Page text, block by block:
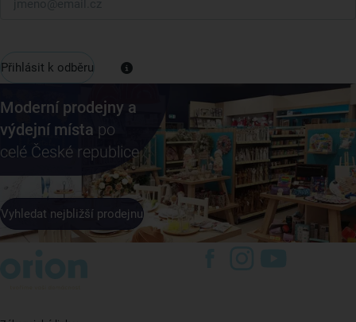
Přihlásit k odběru
Moderní prodejny a
výdejní místa po
celé České republice
Vyhledat nejbližší prodejnu